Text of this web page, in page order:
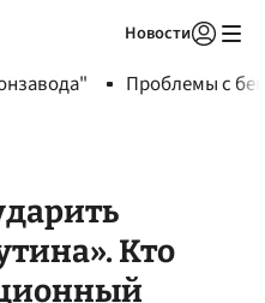
Новости
Проблемы с
Кто